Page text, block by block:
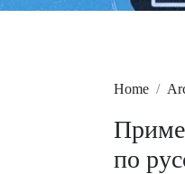
Home
по